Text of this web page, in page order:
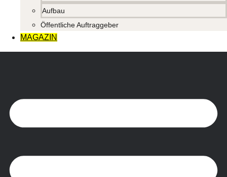
Aufbau
Öffentliche Auftraggeber
MAGAZIN